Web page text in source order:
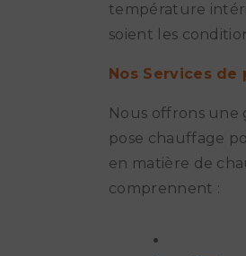
température
soient les
Nos Services de
Nous offrons une
pose chauffage
en matière de
comprennent :